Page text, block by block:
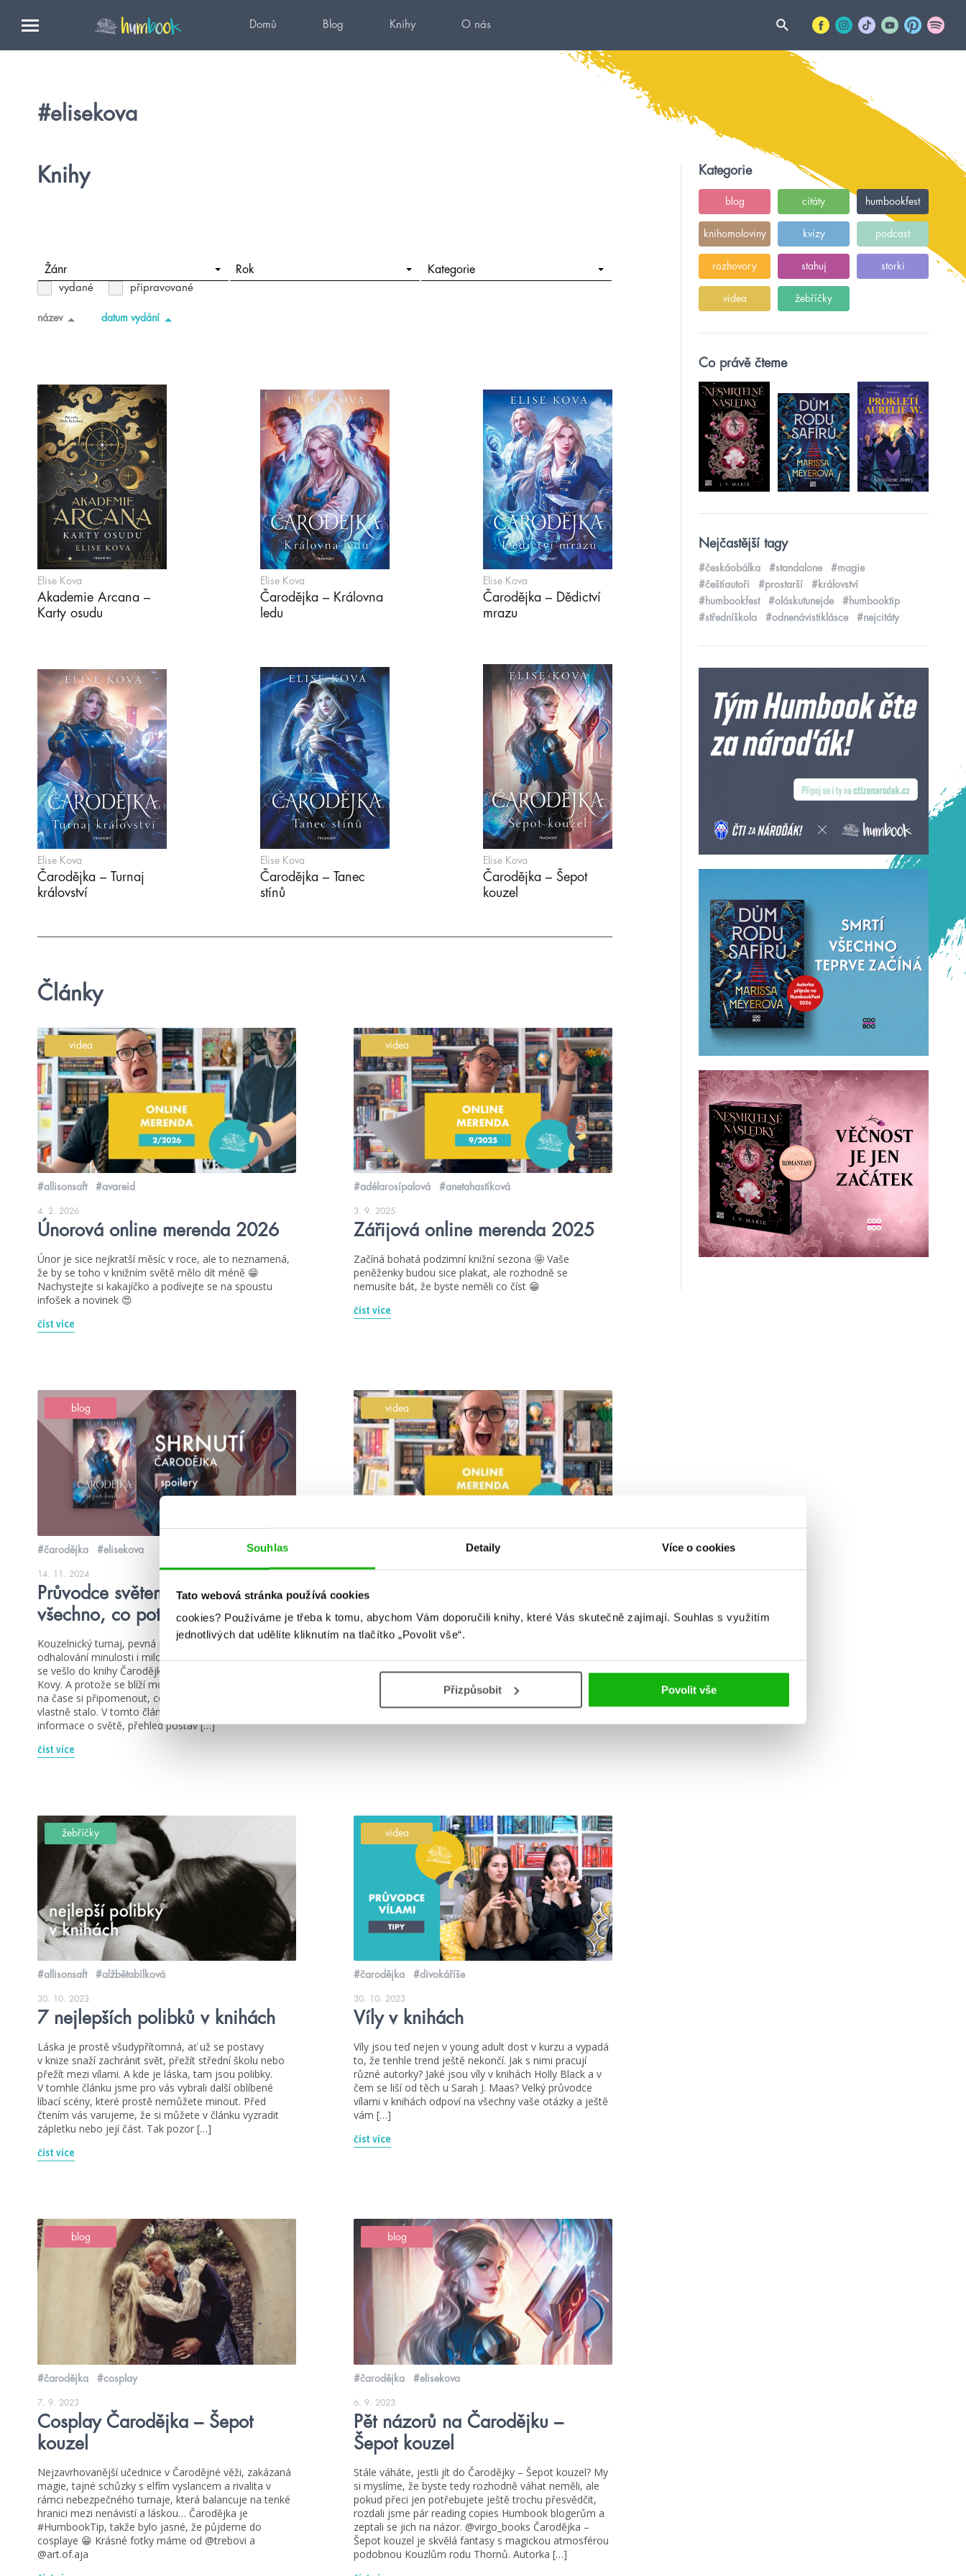
Souhlas Detaily Více o cookies
Tato webová stránka používá cookies
cookies? Používáme je třeba k tomu, abychom Vám doporučili knihy, které Vás skutečně zajímají. Souhlas s využitím
jednotlivých dat udělíte kliknutím na tlačítko „Povolit vše“.
Přizpůsobit Povolit vše
Domů Blog Knihy O nás
#elisekova
Knihy
Žánr Rok Kategorie
vydané připravované
název datum vydání
Elise Kova
Akademie Arcana –
Karty osudu
Elise Kova
Čarodějka – Královna
ledu
Elise Kova
Čarodějka – Dědictví
mrazu
Elise Kova
Čarodějka – Turnaj
království
Elise Kova
Čarodějka – Tanec
stínů
Elise Kova
Čarodějka – Šepot
kouzel
Články
videa
#allisonsaft #avareid
4. 2. 2026
Únorová online merenda 2026
Únor je sice nejkratší měsíc v roce, ale to neznamená,
že by se toho v knižním světě mělo dít méně 😁
Nachystejte si kakajíčko a podívejte se na spoustu
infošek a novinek 😍
číst více
videa
#adélarosípalová #anetahastíková
3. 9. 2025
Zářijová online merenda 2025
Začíná bohatá podzimní knižní sezona 🤩 Vaše
peněženky budou sice plakat, ale rozhodně se
nemusíte bát, že byste neměli co číst 😁
číst více
blog
#čarodějka #elisekova
14. 11. 2024
Průvodce světem Čarodějky –
všechno, co potřebujete vědět
Kouzelnický turnaj, pevná přátelství, rodinné drama,
odhalování minulosti i milostná zápletka… to všechno
se vešlo do knihy Čarodějka – Šepot kouzel od Elise
Kovy. A protože se blíží možnost přečíst si druhý díl, je
na čase si připomenout, co že se to v první knize
vlastně stalo. V tomto článku najdete základní
informace o světě, přehled postav […]
číst více
videa
Listopadová online merenda
2024
Poslední merenda roku 2024 je tady 🤩 Dozvíte se, co
infošek z knižního světa.
žebříčky
#allisonsaft #alžbětabílková
30. 10. 2023
7 nejlepších polibků v knihách
Láska je prostě všudypřítomná, ať už se postavy
v knize snaží zachránit svět, přežít střední školu nebo
přežít mezi vílami. A kde je láska, tam jsou polibky.
V tomhle článku jsme pro vás vybrali další oblíbené
líbací scény, které prostě nemůžete minout. Před
čtením vás varujeme, že si můžete v článku vyzradit
zápletku nebo její část. Tak pozor […]
číst více
videa
#čarodějka #divokáříše
30. 10. 2023
Víly v knihách
Víly jsou teď nejen v young adult dost v kurzu a vypadá
to, že tenhle trend ještě nekončí. Jak s nimi pracují
různé autorky? Jaké jsou víly v knihách Holly Black a v
čem se liší od těch u Sarah J. Maas? Velký průvodce
vílami v knihách odpoví na všechny vaše otázky a ještě
vám […]
číst více
blog
#čarodějka #cosplay
7. 9. 2023
Cosplay Čarodějka – Šepot
kouzel
Nejzavrhovanější učednice v Čarodějné věži, zakázaná
magie, tajné schůzky s elfím vyslancem a rivalita v
rámci nebezpečného turnaje, která balancuje na tenké
hranici mezi nenávistí a láskou… Čarodějka je
#HumbookTip, takže bylo jasné, že půjdeme do
cosplaye 😁 Krásné fotky máme od @trebovi a
@art.of.aja
blog
#čarodějka #elisekova
6. 9. 2023
Pět názorů na Čarodějku –
Šepot kouzel
Stále váháte, jestli jít do Čarodějky – Šepot kouzel? My
si myslíme, že byste tedy rozhodně váhat neměli, ale
pokud přeci jen potřebujete ještě trochu přesvědčit,
rozdali jsme pár reading copies Humbook blogerům a
zeptali se jich na názor. @virgo_books Čarodějka –
Šepot kouzel je skvělá fantasy s magickou atmosférou
podobnou Kouzlům rodu Thornů. Autorka […]
Kategorie
blog citáty humbookfest
knihomoloviny kvízy podcast
rozhovory stahuj storki
videa žebříčky
Co právě čteme
Nejčastější tagy
#českáobálka #standalone
#magie
#češtíautoři
#prostarší
#království
#humbookfest
#oláskutunejde
#humbooktip
#středníškola
#odnenávistiklásce #nejcitáty